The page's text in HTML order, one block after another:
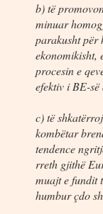
b) të
minuar
parakusht për
ekonomikisht,
procesin e
efektiv i BE-
c) të
kombëtar
tendence
rreth gjithë
muajt e fundit
humbur çdo